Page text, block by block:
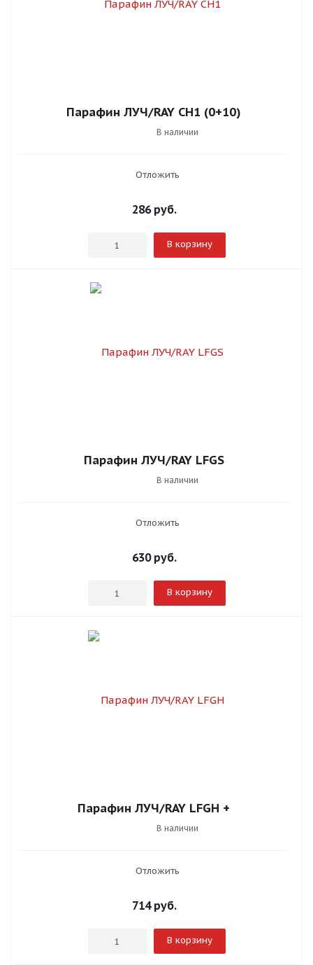
Парафин ЛУЧ/RAY СН1 (0+10)
В наличии
Отложить
286руб.
В корзину
Парафин ЛУЧ/RAY LFGS
В наличии
Отложить
630руб.
В корзину
Парафин ЛУЧ/RAY LFGH +
В наличии
Отложить
714руб.
В корзину